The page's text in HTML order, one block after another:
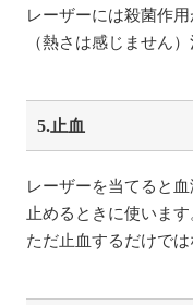
レーザーには殺菌作
（熱さは感じません
5.止血
レーザーを当てると
止めるときに使います
ただ止血するだけで